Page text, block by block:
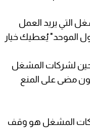
التي يريد العمل
الموحد" يُعطيك خيار
من المرشحين لشركات المشغل
مضى على المنع
المشغل هو وقف